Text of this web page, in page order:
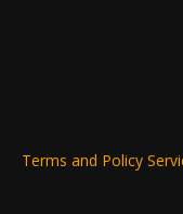
Terms and Policy